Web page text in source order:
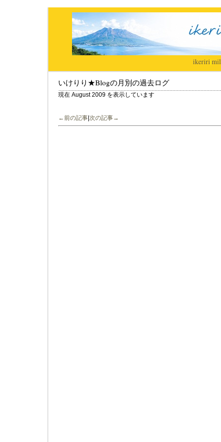
ikeriri|
いけりり★Blogの月別の過去ログ
現在 August 2009 を表示しています
←前の記事 次の記事→